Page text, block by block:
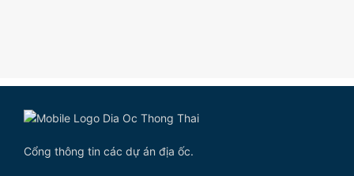
Cổng thông tin các dự án địa ốc.